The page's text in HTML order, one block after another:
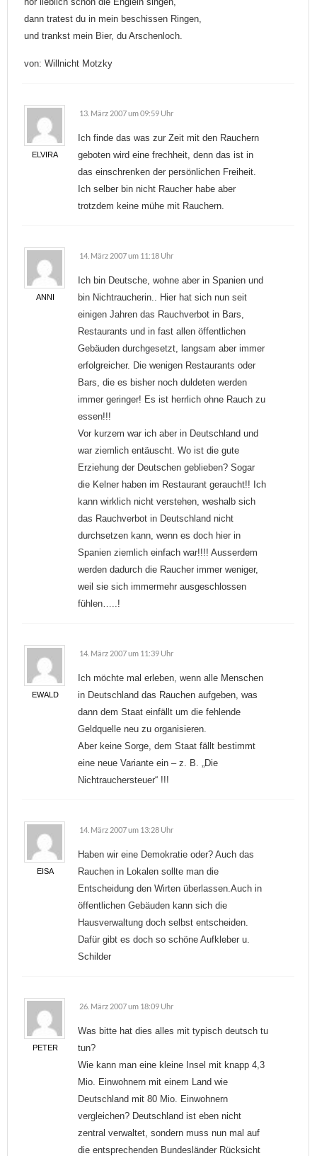
dann tratest du in mein beschissen Ringen,
und trankst mein Bier, du Arschenloch.
von: Willnicht Motzky
ELVIRA
13. März 2007 um 09:59 Uhr
Ich finde das was zur Zeit mit den Rauchern
geboten wird eine frechheit, denn das ist in
das einschrenken der persönlichen Freiheit.
Ich selber bin nicht Raucher habe aber
trotzdem keine mühe mit Rauchern.
ANNI
14. März 2007 um 11:18 Uhr
Ich bin Deutsche, wohne aber in Spanien und
bin Nichtraucherin.. Hier hat sich nun seit
einigen Jahren das Rauchverbot in Bars,
Restaurants und in fast allen öffentlichen
Gebäuden durchgesetzt, langsam aber immer
erfolgreicher. Die wenigen Restaurants oder
Bars, die es bisher noch duldeten werden
immer geringer! Es ist herrlich ohne Rauch zu
essen!!!
Vor kurzem war ich aber in Deutschland und
war ziemlich entäuscht. Wo ist die gute
Erziehung der Deutschen geblieben? Sogar
die Kelner haben im Restaurant geraucht!! Ich
kann wirklich nicht verstehen, weshalb sich
das Rauchverbot in Deutschland nicht
durchsetzen kann, wenn es doch hier in
Spanien ziemlich einfach war!!!! Ausserdem
werden dadurch die Raucher immer weniger,
weil sie sich immermehr ausgeschlossen
fühlen…..!
EWALD
14. März 2007 um 11:39 Uhr
Ich möchte mal erleben, wenn alle Menschen
in Deutschland das Rauchen aufgeben, was
dann dem Staat einfällt um die fehlende
Geldquelle neu zu organisieren.
Aber keine Sorge, dem Staat fällt bestimmt
eine neue Variante ein – z. B. „Die
Nichtrauchersteuer“ !!!
EISA
14. März 2007 um 13:28 Uhr
Haben wir eine Demokratie oder? Auch das
Rauchen in Lokalen sollte man die
Entscheidung den Wirten überlassen.Auch in
öffentlichen Gebäuden kann sich die
Hausverwaltung doch selbst entscheiden.
Dafür gibt es doch so schöne Aufkleber u.
Schilder
PETER
26. März 2007 um 18:09 Uhr
Was bitte hat dies alles mit typisch deutsch tu
tun?
Wie kann man eine kleine Insel mit knapp 4,3
Mio. Einwohnern mit einem Land wie
Deutschland mit 80 Mio. Einwohnern
vergleichen? Deutschland ist eben nicht
zentral verwaltet, sondern muss nun mal auf
die entsprechenden Bundesländer Rücksicht